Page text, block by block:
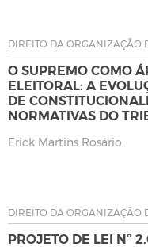
DIREITO DA ORGANIZAÇÃO
O SUPREMO COMO
ELEITORAL: A
DE
NORMATIVAS DO
Erick Martins Rosário
DIREITO DA ORGANIZAÇÃO
PROJETO DE LEI